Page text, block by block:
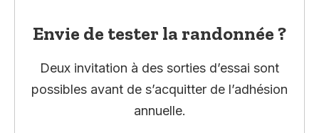
Envie de tester la randonnée ?
Deux invitation à des sorties d’essai sont
possibles avant de s’acquitter de l’adhésion
annuelle.